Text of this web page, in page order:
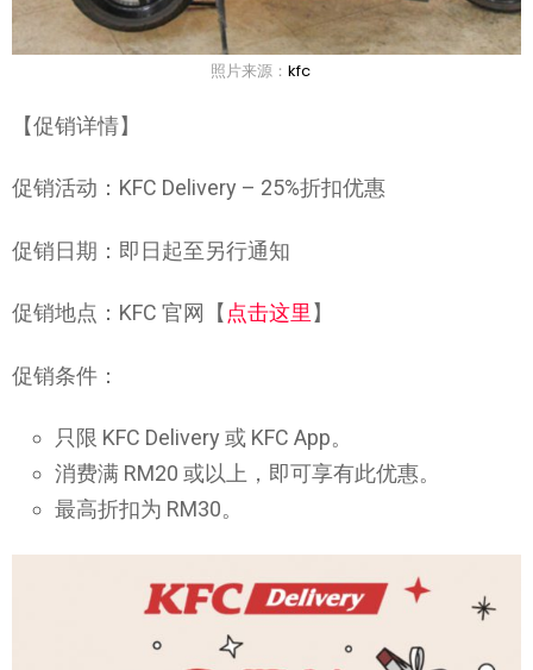
照片来源： kfc
【促销详情】
促销活动：KFC Delivery – 25%折扣优惠
促销日期：即日起至另行通知
促销地点：KFC 官网【 点击这里 】
促销条件：
只限 KFC Delivery 或 KFC App。
消费满 RM20 或以上，即可享有此优惠。
最高折扣为 RM30。